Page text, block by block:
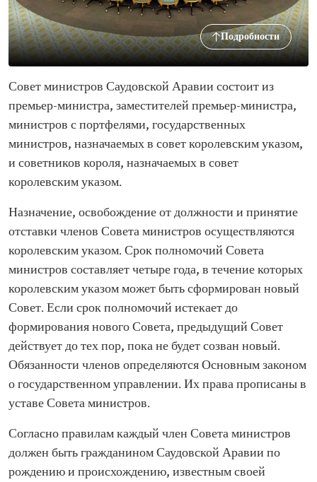
Подробности
Совет министров Саудовской Аравии состоит из
премьер-министра, заместителей премьер-министра,
министров с портфелями, государственных
министров, назначаемых в совет королевским указом,
и советников короля, назначаемых в совет
королевским указом.
Назначение, освобождение от должности и принятие
отставки членов Совета министров осуществляются
королевским указом. Срок полномочий Совета
министров составляет четыре года, в течение которых
королевским указом может быть сформирован новый
Совет. Если срок полномочий истекает до
формирования нового Совета, предыдущий Совет
действует до тех пор, пока не будет созван новый.
Обязанности членов определяются Основным законом
о государственном управлении. Их права прописаны в
уставе Совета министров.
Согласно правилам каждый член Совета министров
должен быть гражданином Саудовской Аравии по
рождению и происхождению, известным своей